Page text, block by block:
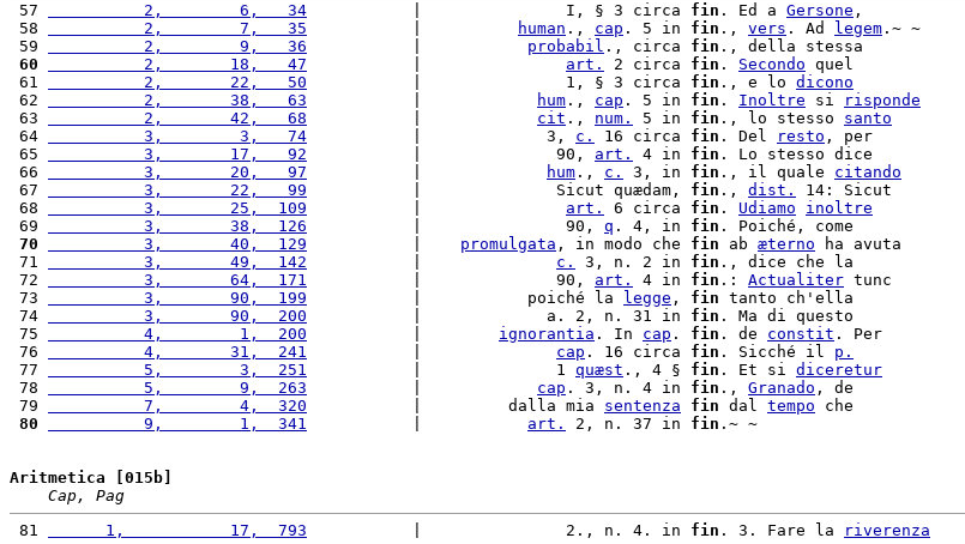
57
          2,        6,   34
           |               I, § 3 circa
fin . Ed a Gersone ,
58
          2,        7,   35
human ., cap . 5 in fin ., vers . Ad legem .~ ~
59
          2,        9,   36
probabil ., circa fin
60
          2,       18,   47
art. 2 circa fin . Secondo quel
61
          2,       22,   50
           |               1, § 3 circa
fin ., e lo dicono
62
          2,       38,   63
hum ., cap . 5 in fin . Inoltre si
risponde
63
          2,       42,   68
cit ., num. 5 in fin ., lo stesso santo
64
          3,        3,   74
           |             3,
c. 16 circa fin . Del resto , per
65
          3,       17,   92
           |              90,
art. 4 in fin . Lo stesso dice
66
          3,       20,   97
hum ., c. 3, in fin ., il quale citando
67
          3,       22,   99
           |              Sicut quædam,
fin ., dist.
14: Sicut
68
          3,       25,  109
art. 6 circa fin . Udiamo
inoltre
69
          3,       38,  126
           |               90,
q . 4, in fin
70
          3,       40,  129
promulgata , in modo che fin ab æterno ha avuta
71
          3,       49,  142
c. 3, n. 2 in fin ., dice che la
72
          3,       64,  171
           |              90,
art. 4 in fin .: Actualiter tunc
73
          3,       90,  199
           |           poiché la
legge , fin tanto ch'ella
74
          3,       90,  200
           |             a. 2, n. 31 in
fin . Ma di questo
75
          4,        1,  200
ignorantia . In cap . fin . de constit . Per
76
          4,       31,  241
cap . 16 circa fin . Sicché il p.
77
          5,        3,  251
           |              1
quæst ., 4 § fin . Et si diceretur
78
          5,        9,  263
cap . 3, n. 4 in fin ., Granado , de
79
          7,        4,  320
           |         dalla mia
sentenza fin dal tempo
80
          9,        1,  341
art. 2, n. 37 in fin .~ ~
Aritmetica [015b]
Cap, Pag
81
      1,           17,  793
           |               2., n. 4. in
fin . 3. Fare la riverenza